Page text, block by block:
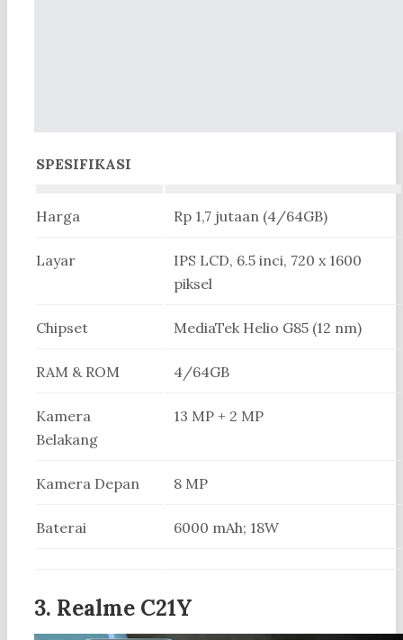
SPESIFIKASI
Harga Rp 1,7 jutaan (4/64GB)
Layar
IPS LCD, 6.5 inci, 720 x 1600
piksel
Chipset MediaTek Helio G85 (12 nm)
RAM & ROM 4/64GB
Kamera
Belakang
13 MP + 2 MP
Kamera Depan 8 MP
Baterai 6000 mAh; 18W
3. Realme C21Y